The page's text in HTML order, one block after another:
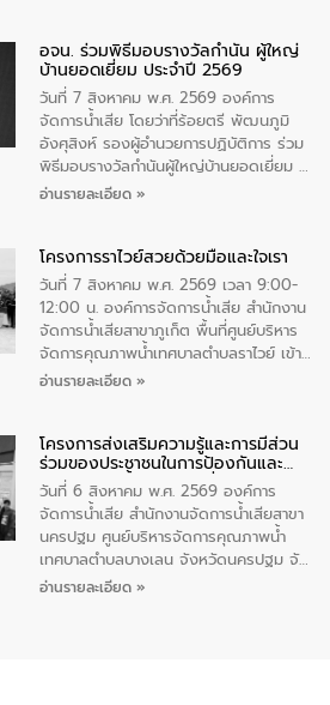
ทิพย์คำ รองผู้ว่าราชการจังหวัดมุกดาหาร
เป็นประธานในพิธี ณ เรือนจําชั่วคราวนาโสก
ตําบลนาโสก อําเภอเมืองมุกดาหาร จังหวัด
มุกดาหาร โดยในกิจกรรมได้ร่วมปลูกป่า และ
ทําความสะอาดภายในบริเวณ จัดกิจกรรม
เพื่อถวายเป็นพระราชกุศล สมเด็จพระนาง
เจ้าสิริกิติ์พระบรมราชินีนาถ พระบรมราช
อจน. ร่วมพิธีมอบรางวัลกำนัน ผู้ใหญ่
บ้านยอดเยี่ยม ประจำปี 2569
วันที่ 7 สิงหาคม พ.ศ. 2569 องค์การ
จัดการน้ำเสีย โดยว่าที่ร้อยตรี พัฒนภูมิ
อังศุสิงห์ รองผู้อำนวยการปฏิบัติการ ร่วม
พิธีมอบรางวัลกำนันผู้ใหญ่บ้านยอดเยี่ยม ณ
ทำเนียบรัฐบาล โดยมีนายอนุทิน ชาญวีรกูล
ทองคำและประกาศเกียรติคุณให้แก่ กำนัน
ผู้ใหญ่บ้านยอดเยี่ยม พร้อมกล่าวชื่นชม ให้
โอวาท และมอบนโยบาย
อ่านรายละเอียด »
โครงการราไวย์สวยด้วยมือและใจเรา
วันที่ 7 สิงหาคม พ.ศ. 2569 เวลา 9:00-
12:00 น. องค์การจัดการน้ำเสีย สำนักงาน
จัดการน้ำเสียสาขาภูเก็ต พื้นที่ศูนย์บริหาร
จัดการคุณภาพน้ำเทศบาลตำบลราไวย์ เข้า
ร่วมโครงการราไวย์สวยด้วยมือและใจเรา
ประชาชน ตัวแทนจากโรงแรมต่างๆ ในเขต
เทศบาลตำบลราไวย์ ศูนย์บริหารจัดการ
คุณภาพน้ำเทศบาลตำบลราไวย์ นำโดยนาย
น้อย แก้วเศษ ผู้จัดการสำนักงานจัดการน้ำ
เสียสาขาภูเก็ต พร้อมด้วยเจ้าหน้าที่ จำนวน
5 คน ร่วมทำกิจกรรม ทำความสะอาด
ชายหาดและแหล่งท่องเที่ยว ณ บริเวณ
อ่านรายละเอียด »
โครงการส่งเสริมความรู้และการมีส่วน
ร่วมของประชาชนในการป้องกันและ
แก้ไขปัญหาน้ำเสียอย่างยั่งยืน
วันที่ 6 สิงหาคม พ.ศ. 2569 องค์การ
จัดการน้ำเสีย สำนักงานจัดการน้ำเสียสาขา
นครปฐม ศูนย์บริหารจัดการคุณภาพน้ำ
เทศบาลตำบลบางเลน จังหวัดนครปฐม จัด
กิจกรรมภายใต้โครงการส่งเสริมความรู้และ
อ่านรายละเอียด »